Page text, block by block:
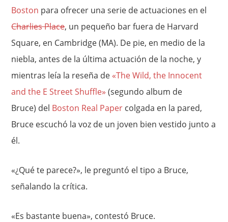
Boston para ofrecer una serie de actuaciones en el
Charlies Place, un pequeño bar fuera de Harvard
Square, en Cambridge (MA). De pie, en medio de la
niebla, antes de la última actuación de la noche, y
mientras leía la reseña de «The Wild, the Innocent
and the E Street Shuffle»(segundo album de
Bruce) del Boston Real Paper colgada en la pared,
Bruce escuchó la voz de un joven bien vestido junto a
él.
«¿Qué te parece?», le preguntó el tipo a Bruce,
señalando la crítica.
«Es bastante buena», contestó Bruce.